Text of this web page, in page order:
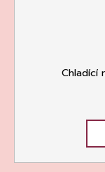
Chladící